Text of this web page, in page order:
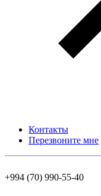
Контакты
Перезвоните мне
+994 (70) 990-55-40